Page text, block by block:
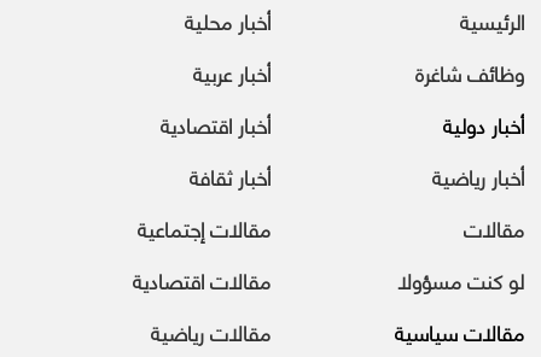
الرئيسية
أخبار محلية
وظائف شاغرة
أخبار عربية
أخبار دولية
أخبار اقتصادية
أخبار رياضية
أخبار ثقافة
مقالات
مقالات إجتماعية
لو كنت مسؤولا
مقالات اقتصادية
مقالات سياسية
مقالات رياضية